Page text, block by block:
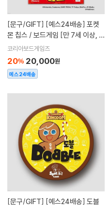
[문구/GIFT]
몬 칩스 / 보드게임 [만 7세 이상, 2
~5명]
코리아보드게임즈
20% 20,000원
예스24배송
[문구/GIFT]